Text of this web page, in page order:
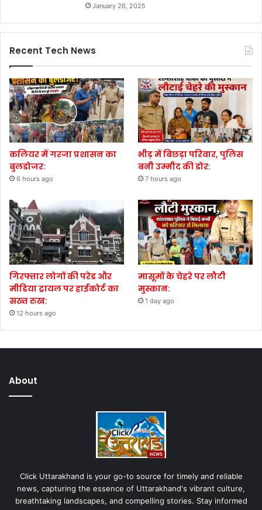
January 26, 2025
Recent Tech News
कलियर में गरजा प्रशासन का
बुलडोजर:
6 hours ago
भीड़ में बिछड़ा परिवार, पुलिस
बनी उम्मीद की डोर:
7 hours ago
गिरफ्तार लोगों की परेड और
मीडिया ट्रायल पर हाईकोर्ट का
सख्त रुख:
12 hours ago
मासूमों के चेहरे पर लौटी
मुस्कान:
1 day ago
About
Click Uttarakhand is your go-to source for timely and reliable
news, capturing the essence of Uttarakhand's vibrant culture,
breathtaking landscapes, and compelling stories. Stay informed